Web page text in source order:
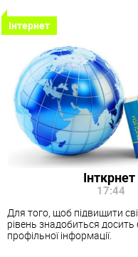
Інтернет
17:44
Для того, щоб підвищити
рівень знадобиться досить
профільної інформації.